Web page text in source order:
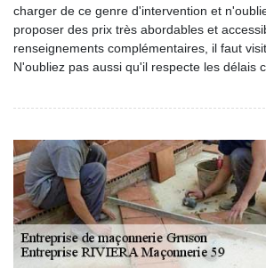
charger de ce genre d'intervention et
proposer des prix très abordables et
renseignements complémentaires, il faut
N'oubliez pas aussi qu'il respecte les délais